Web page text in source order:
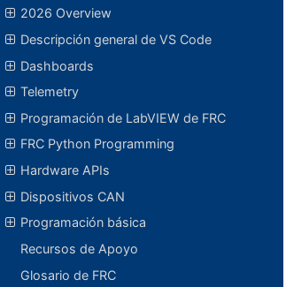
2026 Overview
Descripción general de VS Code
Dashboards
Telemetry
Programación de LabVIEW de FRC
FRC Python Programming
Hardware APIs
Dispositivos CAN
Programación básica
Recursos de Apoyo
Glosario de FRC